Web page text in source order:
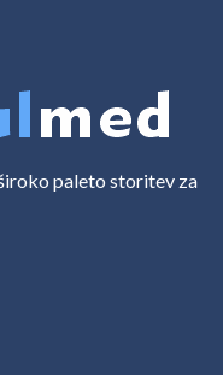
paleto storitev